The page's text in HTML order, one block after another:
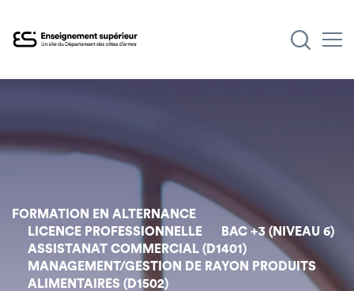
FORMATION EN ALTERNANCE
LICENCE PROFESSIONNELLE
BAC +3 (NIVEAU 6)
ASSISTANAT COMMERCIAL (D1401)
MANAGEMENT/GESTION DE RAYON PRODUITS
ALIMENTAIRES (D1502)